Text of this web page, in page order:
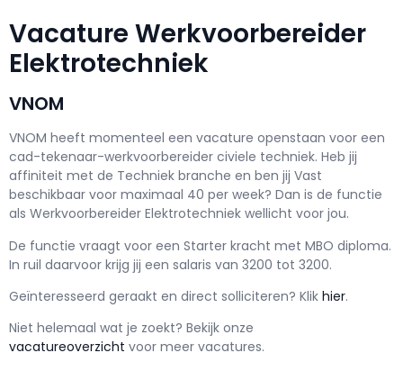
Vacature Werkvoorbereider
Elektrotechniek
VNOM
VNOM heeft momenteel een vacature openstaan voor een
cad-tekenaar-werkvoorbereider civiele techniek. Heb jij
affiniteit met de Techniek branche en ben jij Vast
beschikbaar voor maximaal 40 per week? Dan is de functie
als Werkvoorbereider Elektrotechniek wellicht voor jou.
De functie vraagt voor een Starter kracht met MBO diploma.
In ruil daarvoor krijg jij een salaris van 3200 tot 3200.
Geïnteresseerd geraakt en direct solliciteren? Klik hier.
Niet helemaal wat je zoekt? Bekijk onze
vacatureoverzicht voor meer vacatures.